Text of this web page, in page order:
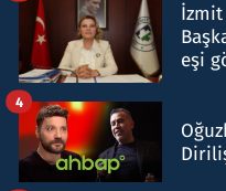
eşi
4